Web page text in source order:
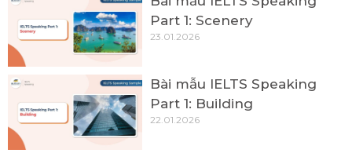
Part 1: Scenery
23.01.2026
Bài mẫu IELTS Speaking
Part 1: Building
22.01.2026